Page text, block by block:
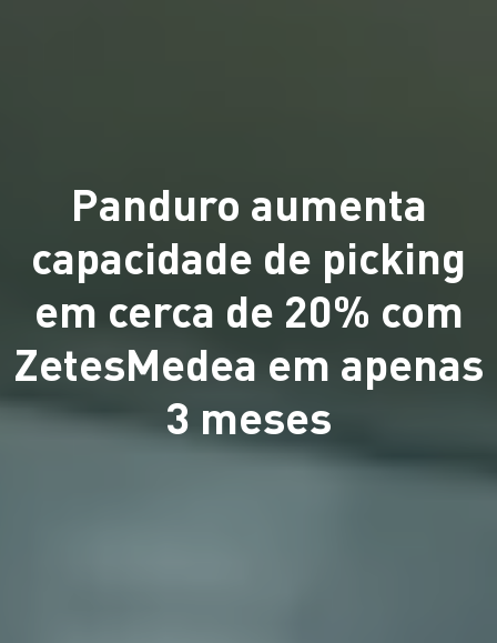
Panduro aumenta
capacidade de picking
em cerca de 20% com
ZetesMedea em apenas
3 meses